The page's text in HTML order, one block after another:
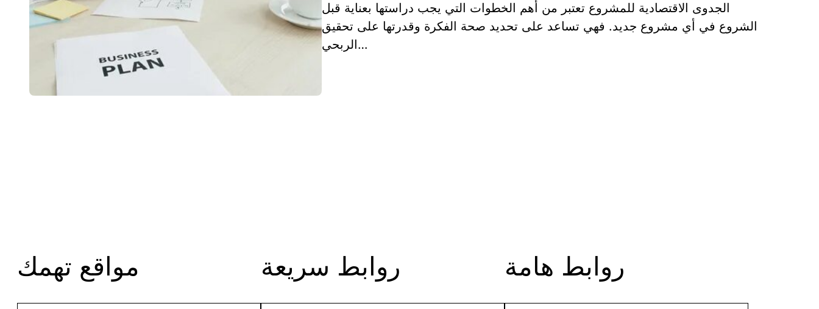
الجدوى الاقتصادية للمشروع تعتبر من أهم الخطوات التي يجب دراستها بعناية قبل
الشروع في أي مشروع جديد. فهي تساعد على تحديد صحة الفكرة وقدرتها على تحقيق
الربحي…
مواقع تهمك روابط سريعة روابط هامة